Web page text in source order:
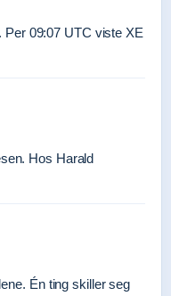
Per 09:07 UTC viste XE
Hos Harald
Én ting skiller seg